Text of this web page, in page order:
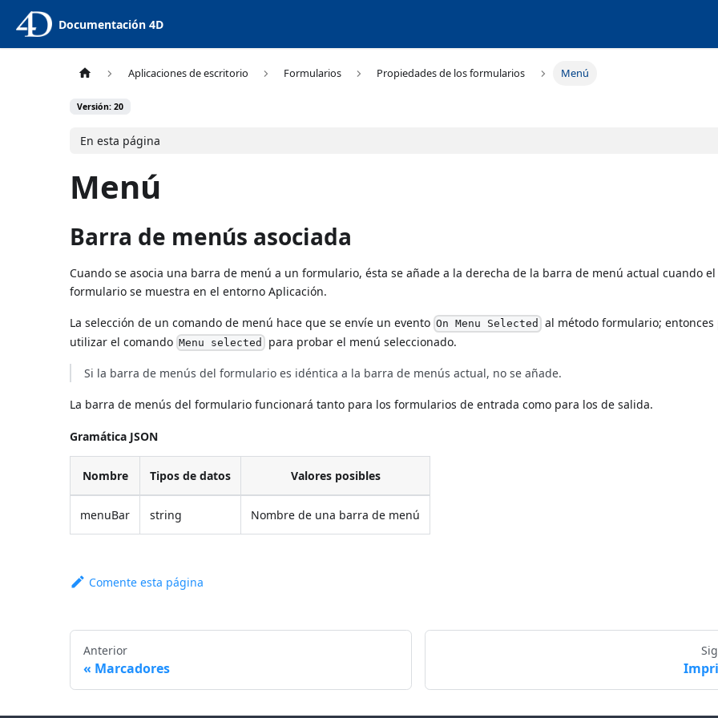
Documentación 4D
Aplicaciones de escritorio Formularios Propiedades de los formularios Menú
Versión: 20
En esta página
Menú
Barra de menús asociada
Cuando se asocia una barra de menú a un formulario, ésta se añade a la derecha de la barra de menú actual cuando el
formulario se muestra en el entorno Aplicación.
La selección de un comando de menú hace que se envíe un evento On Menu Selected al método formulario; entonces
utilizar el comando Menu selected para probar el menú seleccionado.
Si la barra de menús del formulario es idéntica a la barra de menús actual, no se añade.
La barra de menús del formulario funcionará tanto para los formularios de entrada como para los de salida.
Gramática JSON
Nombre Tipos de datos Valores posibles
menuBar string Nombre de una barra de menú
Comente esta página
Anterior
Marcadores